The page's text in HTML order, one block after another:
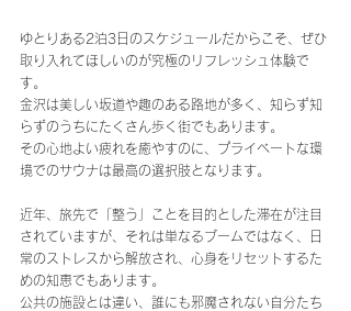
ゆとりある2泊3日のスケジュールだからこそ、ぜひ
取り入れてほしいのが究極のリフレッシュ体験で
す。
金沢は美しい坂道や趣のある路地が多く、知らず知
らずのうちにたくさん歩く街でもあります。
その心地よい疲れを癒やすのに、プライベートな環
境でのサウナは最高の選択肢となります。
近年、旅先で「整う」ことを目的とした滞在が注目
されていますが、それは単なるブームではなく、日
常のストレスから解放され、心身をリセットするた
めの知恵でもあります。
公共の施設とは違い、誰にも邪魔されない自分たち